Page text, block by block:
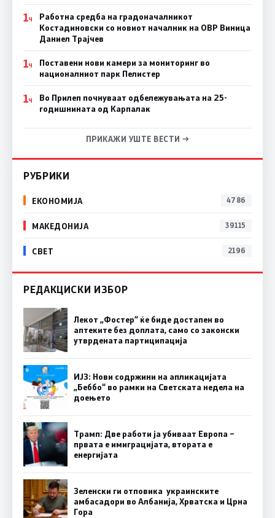
1Ч
Работна средба на градоначалникот
Костадиновски со новиот началник на ОВР Виница
Даниел Трајчев
1Ч
Поставени нови камери за мониторинг во
националниот парк Пелистер
1Ч
Во Прилеп почнуваат одбележувањата на 25-
годишнината од Карпалак
ПРИКАЖИ УШТЕ ВЕСТИ →
РУБРИКИ
ЕКОНОМИЈА 4786
МАКЕДОНИЈА 39115
СВЕТ 2196
РЕДАКЦИСКИ ИЗБОР
Лекот „Фостер“ ќе биде достапен во
аптеките без доплата, само со законски
утврдената партиципација
ИЈЗ: Нови содржини на апликацијата
„Беббо“ во рамки на Светската недела на
доењето
Трамп: Две работи ја убиваат Европа –
првата е имиграцијата, втората е
енергијата
Зеленски ги отповика украинските
амбасадори во Албанија, Хрватска и Црна
Гора